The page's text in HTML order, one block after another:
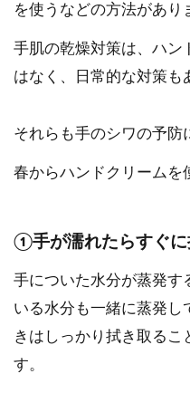
を使うなどの方法があり
手肌の乾燥対策は、ハン
はなく、日常的な対策も
それらも手のシワの予防
春からハンドクリームを
①手が濡れたらすぐに
手についた水分が蒸発す
いる水分も一緒に蒸発し
きはしっかり拭き取る
す。